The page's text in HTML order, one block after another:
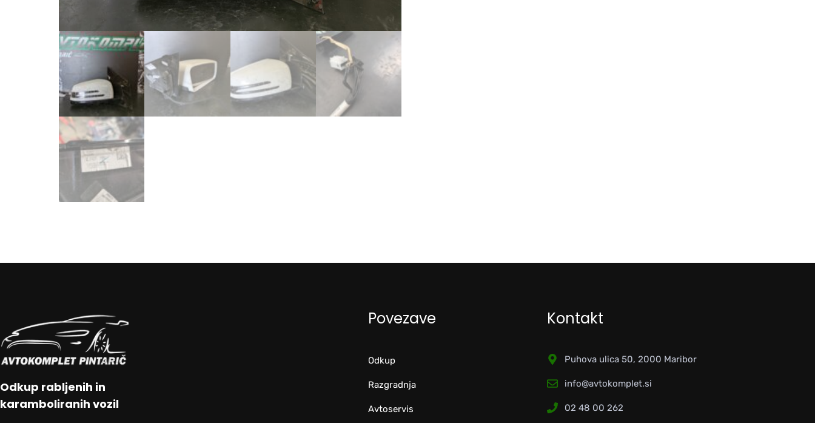
Odkup rabljenih in
karamboliranih vozil
Povezave
Odkup
Razgradnja
Avtoservis
Kontakt
Puhova ulica 50, 2000 Maribor
info@avtokomplet.si
02 48 00 262